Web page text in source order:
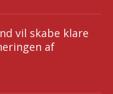
vil skabe klare
af